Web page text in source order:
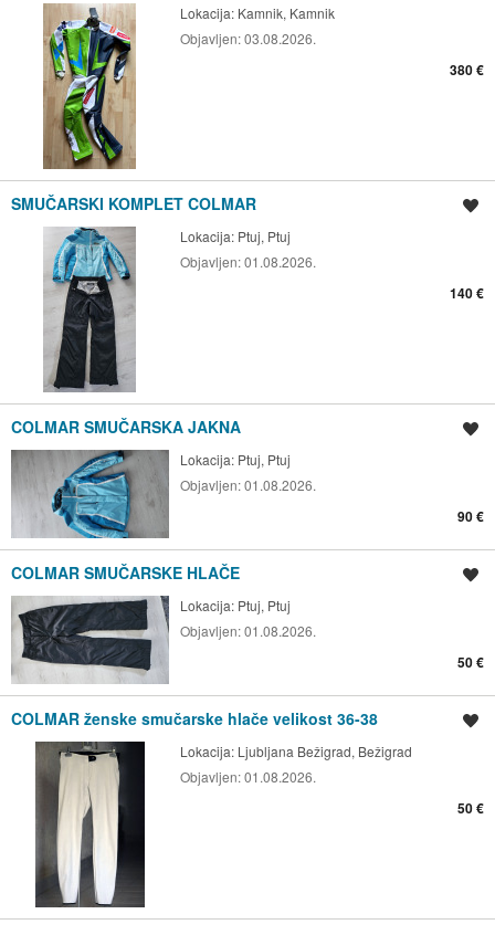
Lokacija: Kamnik, Kamnik
Objavljen:03.08.2026.
380 €
SMUČARSKI KOMPLET COLMAR
Lokacija: Ptuj, Ptuj
Objavljen:01.08.2026.
140 €
COLMAR SMUČARSKA JAKNA
Lokacija: Ptuj, Ptuj
Objavljen:01.08.2026.
90 €
COLMAR SMUČARSKE HLAČE
Lokacija: Ptuj, Ptuj
Objavljen:01.08.2026.
50 €
COLMAR ženske smučarske hlače velikost 36-38
Lokacija: Ljubljana Bežigrad, Bežigrad
Objavljen:01.08.2026.
50 €